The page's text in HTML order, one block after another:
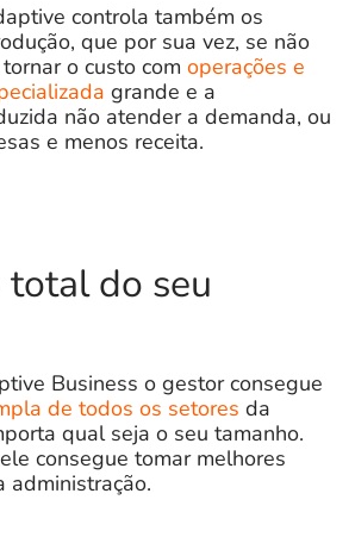
controla também os
que por sua vez, se não
o custo com operações e
grande e a
não atender a demanda, ou
e menos receita.
total do seu
Business o gestor consegue
de todos os setores da
qual seja o seu tamanho.
consegue tomar melhores
administração.